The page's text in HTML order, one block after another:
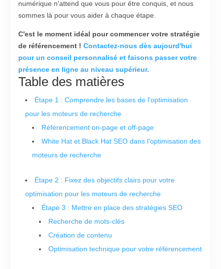
numérique n'attend que vous pour être conquis, et nous
sommes là pour vous aider à chaque étape.
C'est le moment idéal pour commencer votre stratégie
de référencement !Contactez-nous dès aujourd'hui
pour un conseil personnalisé et faisons passer votre
présence en ligne au niveau supérieur.
Table des matières
Étape 1 : Comprendre les bases de l'optimisation
pour les moteurs de recherche
Référencement on-page et off-page
White Hat et Black Hat SEO dans l'optimisation des
moteurs de recherche
Étape 2 : Fixez des objectifs clairs pour votre
optimisation pour les moteurs de recherche
Étape 3 : Mettre en place des stratégies SEO
Recherche de mots-clés
Création de contenu
Optimisation technique pour votre référencement